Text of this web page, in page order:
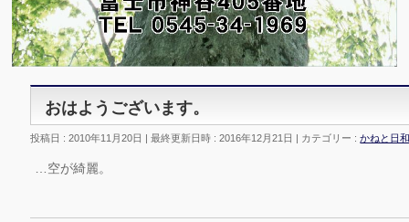
おはようございます。
投稿日 : 2010年11月20日 最終更新日時 : 2016年12月21日 カテゴリー :かねと日
…空が綺麗。